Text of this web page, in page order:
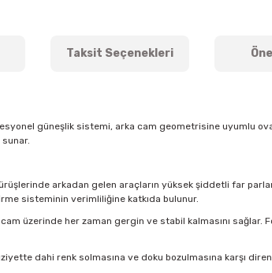
Taksit Seçenekleri
güneşlik sistemi, arka cam geometrisine uyumlu
arkadan gelen araçların yüksek şiddetli far
sisteminin verimliliğine katkıda bulunur.
üzerinde her zaman gergin ve stabil kalmasını sağlar.
dahi renk solmasına ve doku bozulmasına karşı